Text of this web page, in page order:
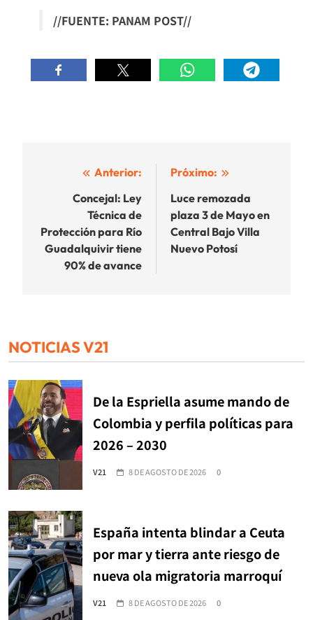
//FUENTE: PANAM POST//
Navegación
entradas
Anterior:
Concejal: Ley
Técnica de
Protección para Río
Guadalquivir tiene
90% de avance
Próximo:
Luce remozada
plaza 3 de Mayo en
Central Bajo Villa
Nuevo Potosí
NOTICIAS V21
De la Espriella asume mando de
Colombia y perfila políticas para
2026 – 2030
V21 8 DE AGOSTO DE 2026 0
España intenta blindar a Ceuta
por mar y tierra ante riesgo de
nueva ola migratoria marroquí
V21 8 DE AGOSTO DE 2026 0